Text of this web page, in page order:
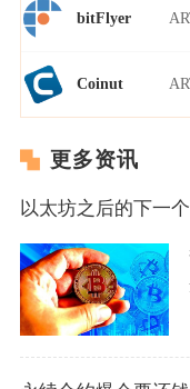
bitFlyer
Coinut
更多资讯
以太坊之后的下一